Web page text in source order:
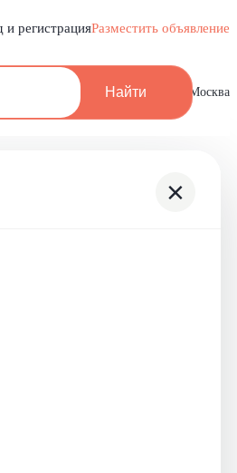
и регистрацияРазместить объявление
Найти Москва
×